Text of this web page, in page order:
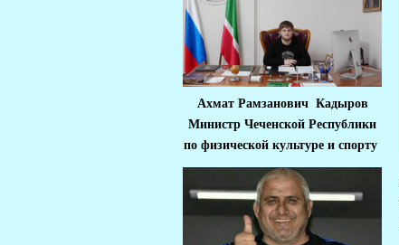
Ахмат Рамзанович Кадыров
Министр Чеченской Республики
по физической культуре и спорту